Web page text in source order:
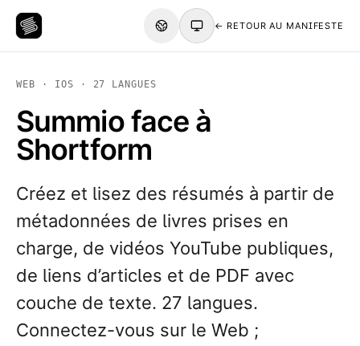
← RETOUR AU MANIFESTE
WEB · IOS · 27 LANGUES
Summio face à
Shortform
Créez et lisez des résumés à partir de
métadonnées de livres prises en
charge, de vidéos YouTube publiques,
de liens d’articles et de PDF avec
couche de texte. 27 langues.
Connectez-vous sur le Web ;